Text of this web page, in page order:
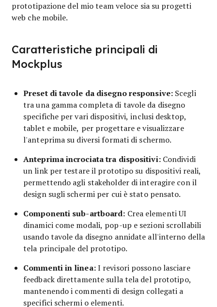
prototipazione del mio team veloce sia su progetti
web che mobile.
Caratteristiche principali di
Mockplus
Preset di tavole da disegno responsive:Scegli
tra una gamma completa di tavole da disegno
specifiche per vari dispositivi, inclusi desktop,
tablet e mobile, per progettare e visualizzare
l'anteprima su diversi formati di schermo.
Anteprima incrociata tra dispositivi:Condividi
un link per testare il prototipo su dispositivi reali,
permettendo agli stakeholder di interagire con il
design sugli schermi per cui è stato pensato.
Componenti sub-artboard: Crea elementi UI
dinamici come modali, pop-up e sezioni scrollabili
usando tavole da disegno annidate all'interno della
tela principale del prototipo.
Commenti in linea:I revisori possono lasciare
feedback direttamente sulla tela del prototipo,
mantenendo i commenti di design collegati a
specifici schermi o elementi.